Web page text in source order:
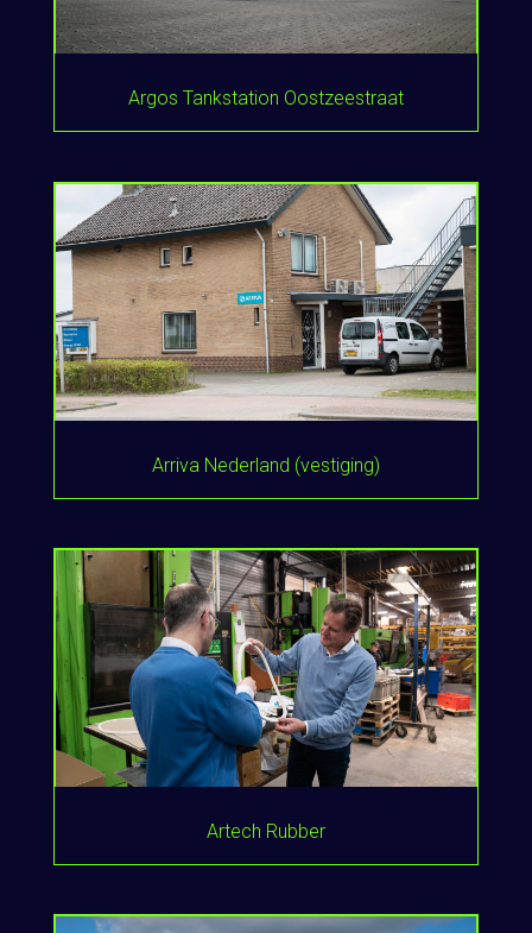
Argos Tankstation Oostzeestraat
Arriva Nederland (vestiging)
Artech Rubber